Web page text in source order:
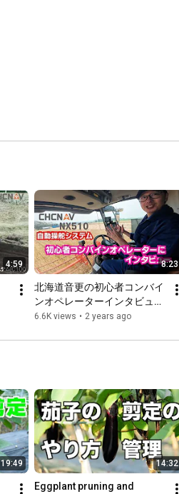
4:59 8:23
北海道音更の初心者コンバイ
ンオペレーターインタビュー
2024.7.17＃1381
6.6K views • 2 years ago
19:49 14:32
Eggplant pruning and